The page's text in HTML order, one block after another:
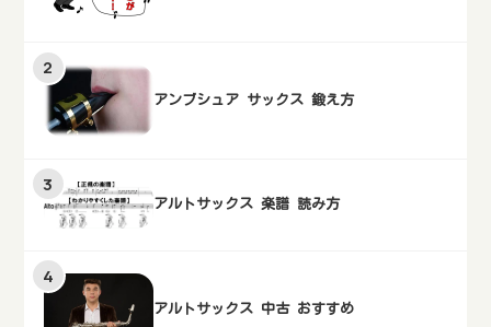
アンブシュア サックス 鍛え方
アルトサックス 楽譜 読み方
アルトサックス 中古 おすすめ